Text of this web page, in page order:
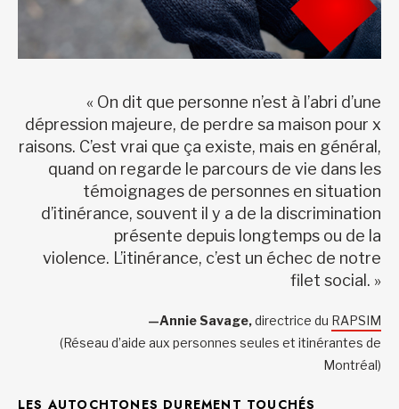
« On dit que personne n’est à l’abri d’une
dépression majeure, de perdre sa maison pour x
raisons. C’est vrai que ça existe, mais en général,
quand on regarde le parcours de vie dans les
témoignages de personnes en situation
d’itinérance, souvent il y a de la discrimination
présente depuis longtemps ou de la
violence. L’itinérance, c’est un échec de notre
filet social. »
—Annie Savage,directrice du RAPSIM
(Réseau d’aide aux personnes seules et itinérantes de
Montréal)
LES AUTOCHTONES DUREMENT TOUCHÉS